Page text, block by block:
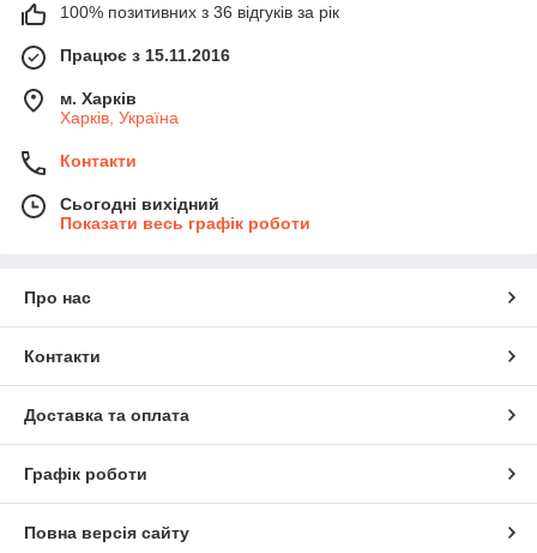
100% позитивних з 36 відгуків за рік
Працює з 15.11.2016
м. Харків
Харків, Україна
Контакти
Сьогодні вихідний
Показати весь графік роботи
Про нас
Контакти
Доставка та оплата
Графік роботи
Повна версія сайту